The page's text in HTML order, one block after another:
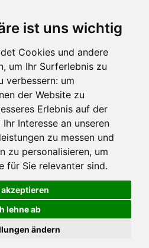
ist uns wichtig
Cookies und andere
um Ihr Surferlebnis zu
verbessern: um
der Website zu
Erlebnis auf der
Ihr Interesse an unseren
zu messen und
zu personalisieren, um
für Sie relevanter sind.
lehne ab
ändern